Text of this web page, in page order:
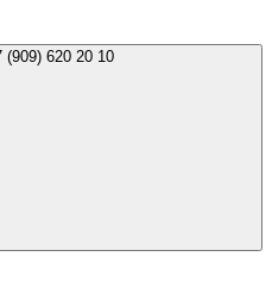
+7 (909) 620 20 10